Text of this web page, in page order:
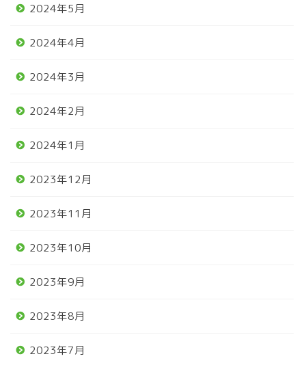
2024年5月
2024年4月
2024年3月
2024年2月
2024年1月
2023年12月
2023年11月
2023年10月
2023年9月
2023年8月
2023年7月